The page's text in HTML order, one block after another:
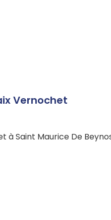
Vernochet
Saint Maurice De